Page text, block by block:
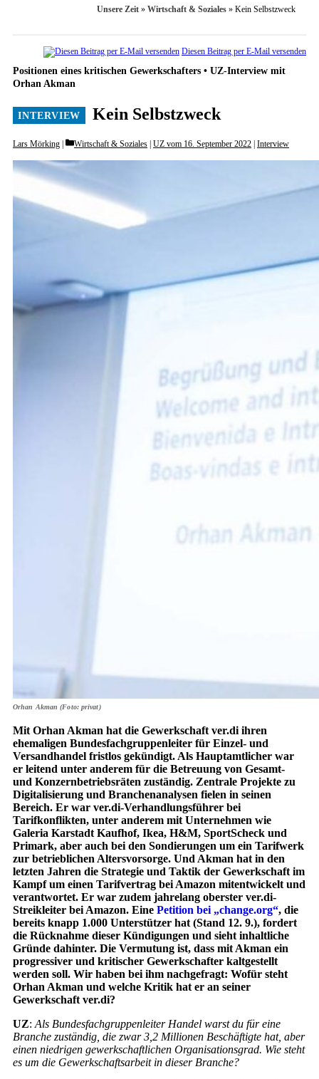
Unsere Zeit » Wirtschaft & Soziales » Kein Selbstzweck
Diesen Beitrag per E-Mail versenden
Positionen eines kritischen Gewerkschafters • UZ-Interview mit
Orhan Akman
Kein Selbstzweck
Lars Mörking Categories
Wirtschaft & Soziales UZ vom 16. September 2022 Interview
Orhan Akman (Foto: privat)
Mit Orhan Akman hat die Gewerkschaft ver.di ihren
ehemaligen Bundesfachgruppenleiter für Einzel- und
Versandhandel fristlos gekündigt. Als Hauptamtlicher war
er leitend unter anderem für die Betreuung von Gesamt-
und Konzernbetriebsräten zuständig. Zentrale Projekte zu
Digitalisierung und Branchenanalysen fielen in seinen
Bereich. Er war ver.di-Verhandlungsführer bei
Tarifkonflikten, unter anderem mit Unternehmen wie
Galeria Karstadt Kaufhof, Ikea, H&M, SportScheck und
Primark, aber auch bei den Sondierungen um ein Tarifwerk
zur betrieblichen Altersvorsorge. Und Akman hat in den
letzten Jahren die Strategie und Taktik der Gewerkschaft im
Kampf um einen Tarifvertrag bei Amazon mitentwickelt und
verantwortet. Er war zudem jahrelang oberster ver.di-
Streikleiter bei Amazon. Eine Petition bei „change.org“, die
bereits knapp 1.000 Unterstützer hat (Stand 12. 9.), fordert
die Rücknahme dieser Kündigungen und sieht inhaltliche
Gründe dahinter. Die Vermutung ist, dass mit Akman ein
progressiver und kritischer Gewerkschafter kaltgestellt
werden soll. Wir haben bei ihm nachgefragt: Wofür steht
Orhan Akman und welche Kritik hat er an seiner
Gewerkschaft ver.di?
UZ: Als Bundesfachgruppenleiter Handel warst du für eine
Branche zuständig, die zwar 3,2 Millionen Beschäftigte hat, aber
einen niedrigen gewerkschaftlichen Organisationsgrad. Wie steht
es um die Gewerkschaftsarbeit in dieser Branche?